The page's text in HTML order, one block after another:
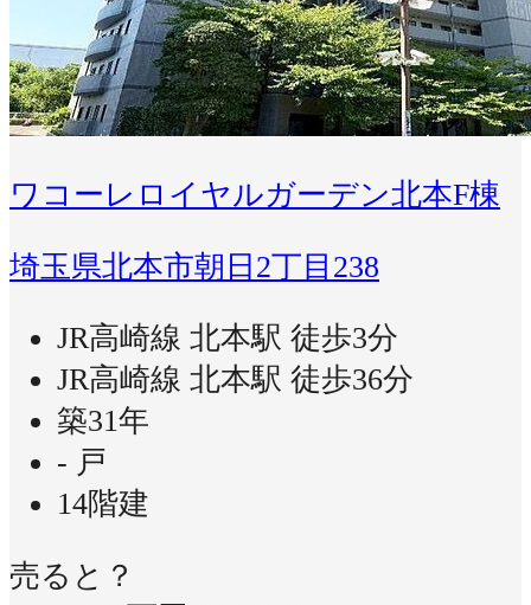
ワコーレロイヤルガーデン北本F棟
埼玉県北本市朝日2丁目238
JR高崎線 北本駅 徒歩3分
JR高崎線 北本駅 徒歩36分
築31年
- 戸
14階建
売ると？